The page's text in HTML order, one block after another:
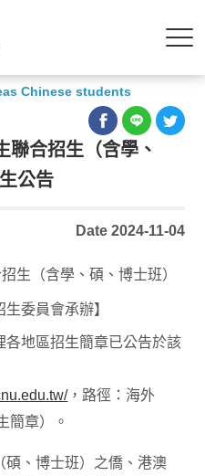
Chinese students
聯合招生（含學、
公告
Date 2024-11-04
生（含學、碩、博士班）
委員會承辦】
地區招生簡章已公告於該
，路徑：海外
章）。
碩、博士班）之僑、港澳